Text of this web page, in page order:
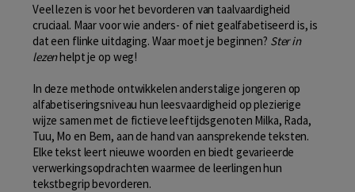
Veel lezen is voor het bevorderen van taalvaardigheid
cruciaal. Maar voor wie anders- of niet gealfabetiseerd is, is
dat een flinke uitdaging. Waar moet je beginnen? Ster in
lezenhelpt je op weg!
In deze methode ontwikkelen anderstalige jongeren op
alfabetiseringsniveau hun leesvaardigheid op plezierige
wijze samen met de fictieve leeftijdsgenoten Milka, Rada,
Tuu, Mo en Bem, aan de hand van aansprekende teksten.
Elke tekst leert nieuwe woorden en biedt gevarieerde
verwerkingsopdrachten waarmee de leerlingen hun
tekstbegrip bevorderen.